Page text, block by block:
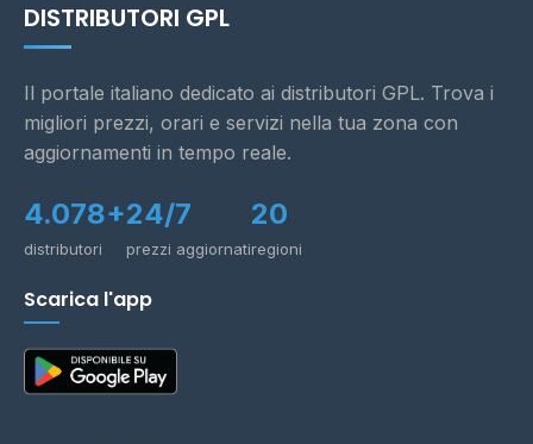
DISTRIBUTORI GPL
Il portale italiano dedicato ai distributori GPL. Trova i
migliori prezzi, orari e servizi nella tua zona con
aggiornamenti in tempo reale.
4.078+
distributori
24/7
prezzi aggiornati
20
regioni
Scarica l'app